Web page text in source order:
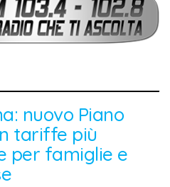
nuovo Piano
tariffe più
per famiglie e